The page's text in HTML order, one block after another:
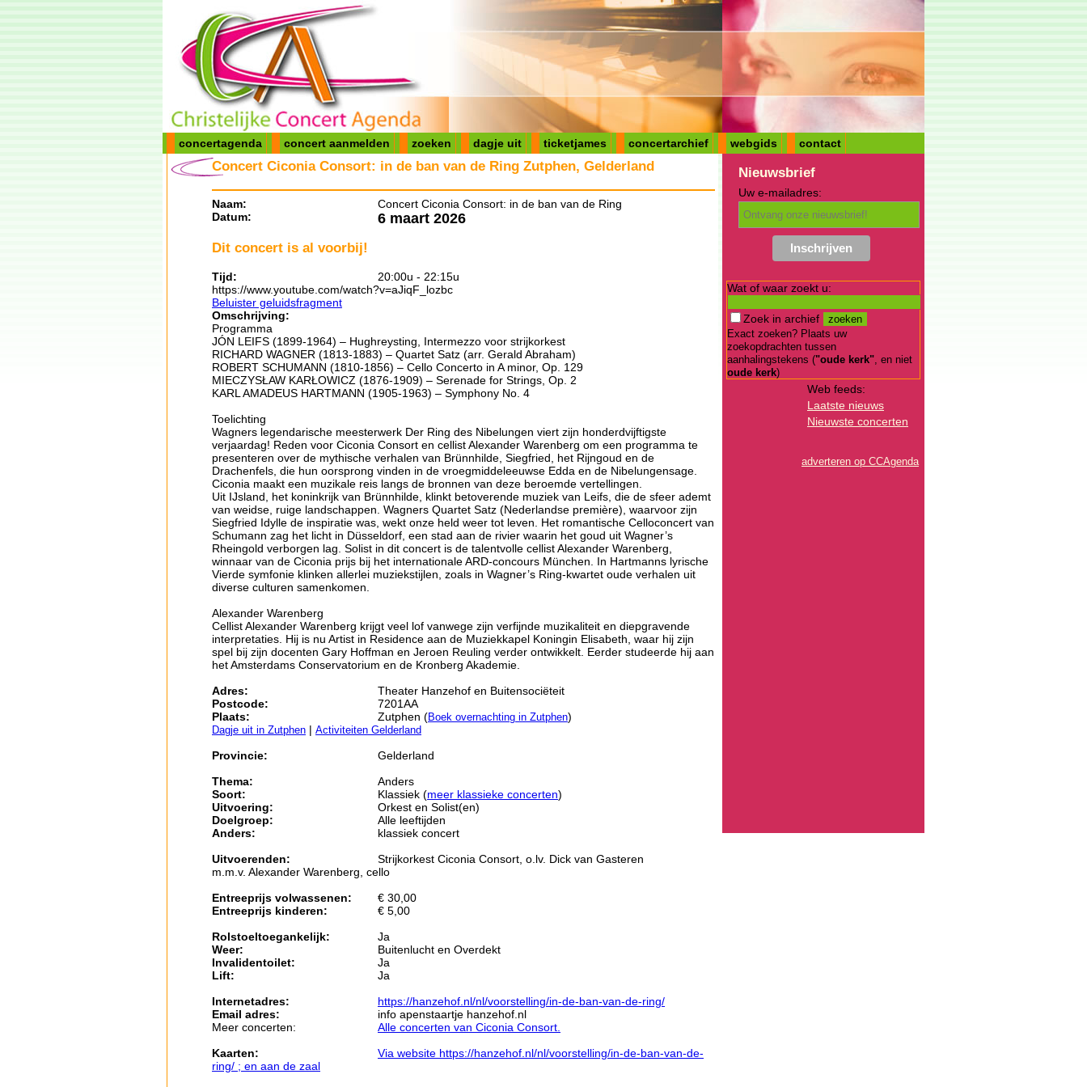
concertagenda concert aanmelden zoeken dagje uit ticketjames concertarchief webgids contact
Concert Ciconia Consort: in de ban van de Ring Zutphen, Gelderland
Naam:
Concert Ciconia Consort: in de ban van de Ring
Datum:
6 maart 2026
Dit concert is al voorbij!
Tijd:
20:00u - 22:15u
https://www.youtube.com/watch?v=aJiqF_lozbc
Beluister geluidsfragment
Omschrijving:
Programma
JÓN LEIFS (1899-1964) – Hughreysting, Intermezzo voor strijkorkest
RICHARD WAGNER (1813-1883) – Quartet Satz (arr. Gerald Abraham)
ROBERT SCHUMANN (1810-1856) – Cello Concerto in A minor, Op. 129
MIECZYSŁAW KARŁOWICZ (1876-1909) – Serenade for Strings, Op. 2
KARL AMADEUS HARTMANN (1905-1963) – Symphony No. 4
Toelichting
Wagners legendarische meesterwerk Der Ring des Nibelungen viert zijn honderdvijftigste
verjaardag! Reden voor Ciconia Consort en cellist Alexander Warenberg om een programma te
presenteren over de mythische verhalen van Brünnhilde, Siegfried, het Rijngoud en de
Drachenfels, die hun oorsprong vinden in de vroegmiddeleeuwse Edda en de Nibelungensage.
Ciconia maakt een muzikale reis langs de bronnen van deze beroemde vertellingen.
Uit IJsland, het koninkrijk van Brünnhilde, klinkt betoverende muziek van Leifs, die de sfeer ademt
van weidse, ruige landschappen. Wagners Quartet Satz (Nederlandse première), waarvoor zijn
Siegfried Idylle de inspiratie was, wekt onze held weer tot leven. Het romantische Celloconcert van
Schumann zag het licht in Düsseldorf, een stad aan de rivier waarin het goud uit Wagner’s
Rheingold verborgen lag. Solist in dit concert is de talentvolle cellist Alexander Warenberg,
winnaar van de Ciconia prijs bij het internationale ARD-concours München. In Hartmanns lyrische
Vierde symfonie klinken allerlei muziekstijlen, zoals in Wagner’s Ring-kwartet oude verhalen uit
diverse culturen samenkomen.
Alexander Warenberg
Cellist Alexander Warenberg krijgt veel lof vanwege zijn verfijnde muzikaliteit en diepgravende
interpretaties. Hij is nu Artist in Residence aan de Muziekkapel Koningin Elisabeth, waar hij zijn
spel bij zijn docenten Gary Hoffman en Jeroen Reuling verder ontwikkelt. Eerder studeerde hij aan
het Amsterdams Conservatorium en de Kronberg Akademie.
Adres:
Theater Hanzehof en Buitensociëteit
Postcode:
7201AA
Plaats:
Zutphen (Boek overnachting in Zutphen)
Dagje uit in Zutphen | Activiteiten Gelderland
Provincie:
Gelderland
Thema:
Anders
Soort:
Klassiek (meer klassieke concerten)
Uitvoering:
Orkest en Solist(en)
Doelgroep:
Alle leeftijden
Anders:
klassiek concert
Uitvoerenden:
Strijkorkest Ciconia Consort, o.lv. Dick van Gasteren
m.m.v. Alexander Warenberg, cello
Entreeprijs volwassenen:
€ 30,00
Entreeprijs kinderen:
€ 5,00
Rolstoeltoegankelijk:
Ja
Weer:
Buitenlucht en Overdekt
Invalidentoilet:
Ja
Lift:
Ja
Internetadres:
https://hanzehof.nl/nl/voorstelling/in-de-ban-van-de-ring/
Email adres:
info apenstaartje hanzehof.nl
Meer concerten:
Alle concerten van Ciconia Consort.
Kaarten:
Via website https://hanzehof.nl/nl/voorstelling/in-de-ban-van-de-
ring/ ; en aan de zaal
Nieuwsbrief
Uw e-mailadres:
Wat of waar zoekt u:
Zoek in archief
Exact zoeken? Plaats uw
zoekopdrachten tussen
aanhalingstekens ("oude kerk", en niet
oude kerk)
Web feeds:
Laatste nieuws
Nieuwste concerten
adverteren op CCAgenda